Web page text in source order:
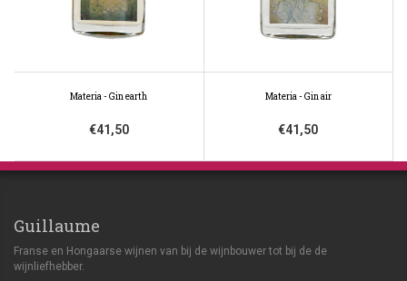
Materia - Gin earth
€41,50
Materia - Gin air
€41,50
Guillaume
Franse en Hongaarse wijnen van bij de wijnbouwer tot bij de de
wijnliefhebber.